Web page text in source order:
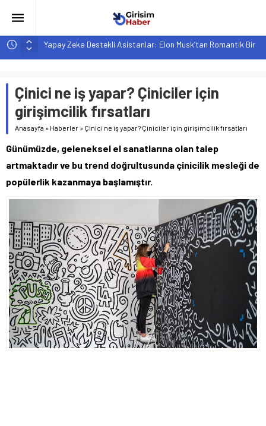
Yapay Zeka Destekli Asistanlar: Elon Musk’tan Romantik Bir
Etkileri
YZ ile Tüketici Girişimciliği: Yeni Sosyal Bağlantılar
Bir Tercih Değil, Zorunluluk?
Hindistan’da Mahsur Kalan F-35B: Jeopolitik Sonuçları
Çinici ne iş yapar? Çiniciler için
girişimcilik fırsatları
Anasayfa » Haberler » Çinici ne iş yapar? Çiniciler için girişimcilik fırsatları
Günümüzde, geleneksel el sanatlarına olan talep
artmaktadır ve bu trend doğrultusunda çinicilik mesleği de
popülerlik kazanmaya başlamıştır.